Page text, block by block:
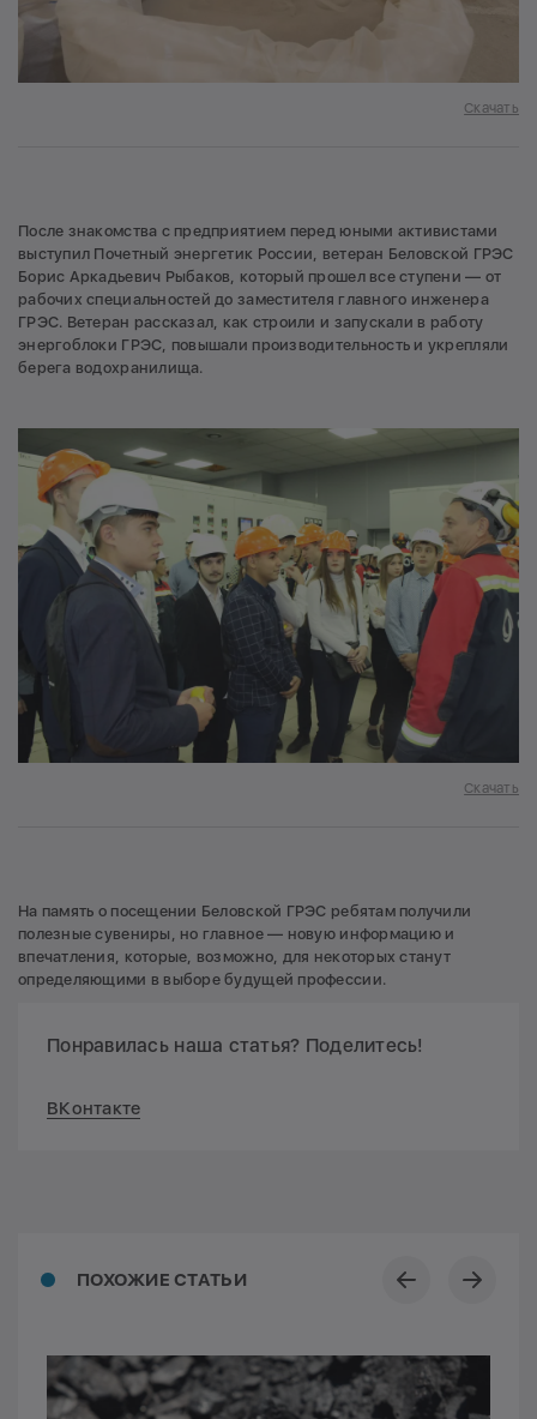
Скачать
После знакомства с предприятием перед юными активистами
выступил Почетный энергетик России, ветеран Беловской ГРЭС
Борис Аркадьевич Рыбаков, который прошел все ступени — от
рабочих специальностей до заместителя главного инженера
ГРЭС. Ветеран рассказал, как строили и запускали в работу
энергоблоки ГРЭС, повышали производительность и укрепляли
берега водохранилища.
Скачать
На память о посещении Беловской ГРЭС ребятам получили
полезные сувениры, но главное — новую информацию и
впечатления, которые, возможно, для некоторых станут
определяющими в выборе будущей профессии.
Понравилась наша статья? Поделитесь!
ВКонтакте
ПОХОЖИЕ СТАТЬИ